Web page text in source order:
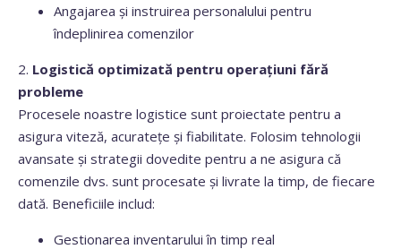
Angajarea și instruirea personalului pentru
îndeplinirea comenzilor
2. Logistică optimizată pentru operațiuni fără
probleme
Procesele noastre logistice sunt proiectate pentru a
asigura viteză, acuratețe și fiabilitate. Folosim tehnologii
avansate și strategii dovedite pentru a ne asigura că
comenzile dvs. sunt procesate și livrate la timp, de fiecare
dată. Beneficiile includ:
Gestionarea inventarului în timp real